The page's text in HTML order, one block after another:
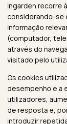
Ingarden recorre
considerando-se
informação
(computador,
através do
visitado pelo
Os cookies
desempenho e a
utilizadores,
de resposta e,
introduzir